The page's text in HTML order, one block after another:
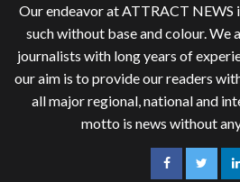
Our endeavor at ATTRACT NEWS
such without base and colour. We
journalists with long years of
our aim is to provide our readers
all major regional, national and
motto is news without